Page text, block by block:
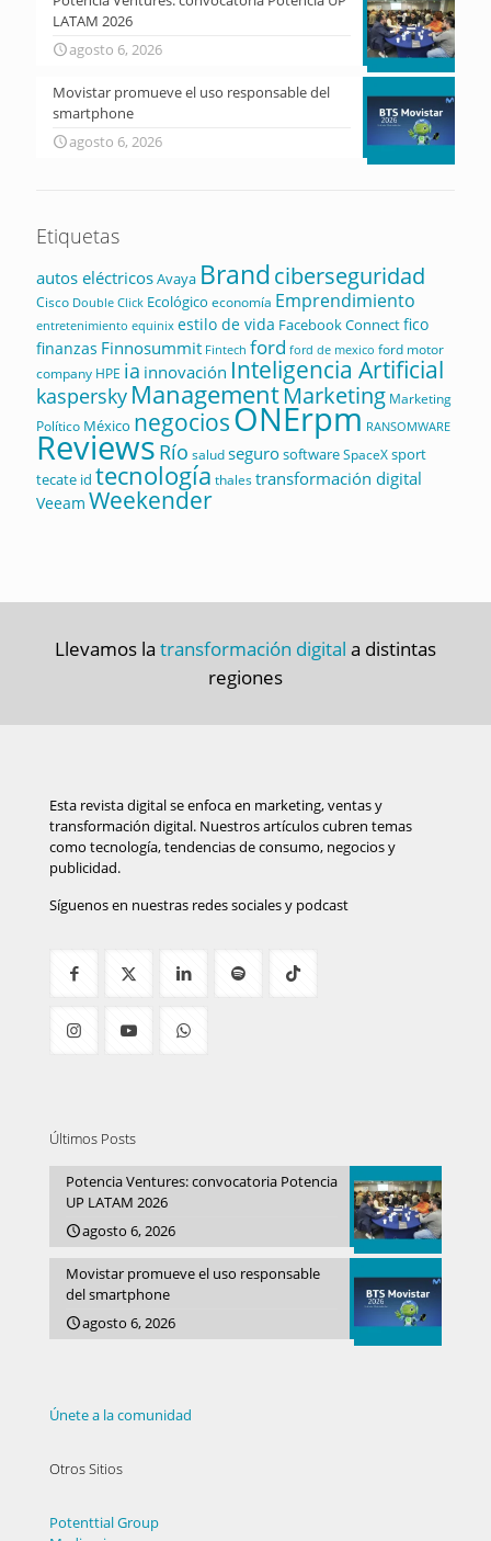
LATAM 2026
agosto 6, 2026
Movistar promueve el uso responsable del
smartphone
agosto 6, 2026
Etiquetas
autos eléctricosAvaya Brandciberseguridad
Cisco Double Click Ecológico economía Emprendimiento
entretenimiento equinix estilo de vida Facebook Connectfico
finanzas Finnosummit Fintech ford ford de mexico ford motor
company HPE ia innovación Inteligencia Artificial
kaspersky ManagementMarketing Marketing
Político México negociosONErpm RANSOMWARE
Reviews Río saludsegurosoftwareSpaceXsport
tecate id tecnología thalestransformación digital
Veeam Weekender
Llevamos la transformación digital a distintas
regiones
Esta revista digital se enfoca en marketing, ventas y
transformación digital. Nuestros artículos cubren temas
como tecnología, tendencias de consumo, negocios y
publicidad.
Síguenos en nuestras redes sociales y podcast
Últimos Posts
Potencia Ventures: convocatoria Potencia
UP LATAM 2026
agosto 6, 2026
Movistar promueve el uso responsable
del smartphone
agosto 6, 2026
Únete a la comunidad
Otros Sitios
Potenttial Group